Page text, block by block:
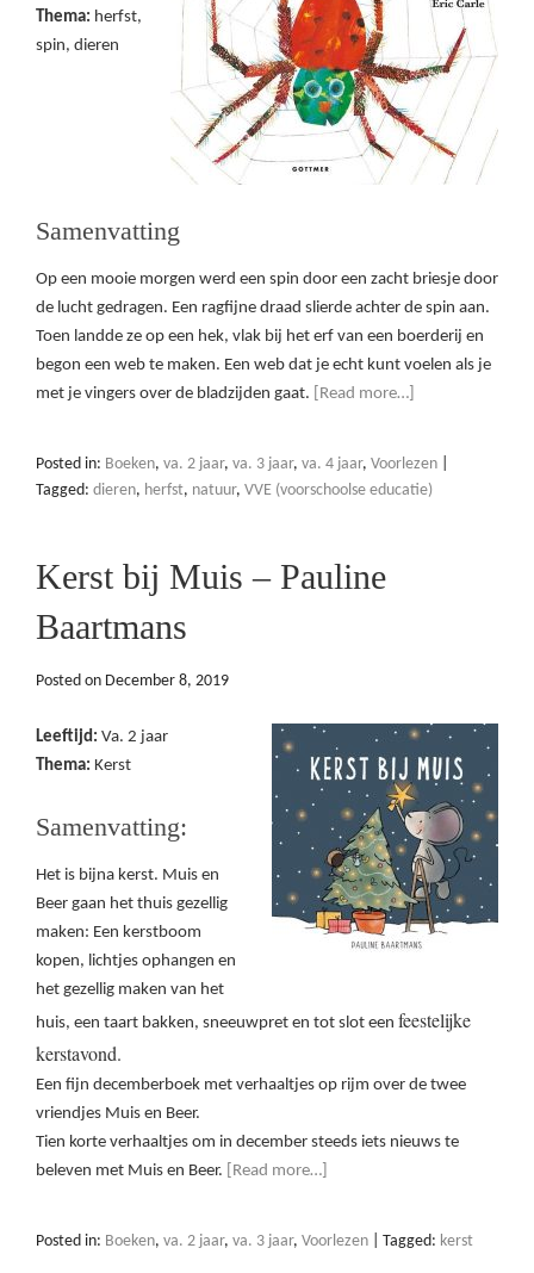
Thema: herfst,
spin, dieren
Samenvatting
Op een mooie morgen werd een spin door een zacht briesje door
de lucht gedragen. Een ragfijne draad slierde achter de spin aan.
Toen landde ze op een hek, vlak bij het erf van een boerderij en
begon een web te maken. Een web dat je echt kunt voelen als je
met je vingers over de bladzijden gaat.
[Read more…]
Posted in: Boeken, va. 2 jaar, va. 3 jaar, va. 4 jaar, Voorlezen
Tagged: dieren, herfst, natuur, VVE (voorschoolse educatie)
Kerst bij Muis – Pauline
Baartmans
Posted on December 8, 2019
Leeftijd: Va. 2 jaar
Thema: Kerst
Samenvatting:
Het is bijna kerst. Muis en
Beer gaan het thuis gezellig
maken: Een kerstboom
kopen, lichtjes ophangen en
het gezellig maken van het
huis, een taart bakken, sneeuwpret en tot slot een feestelijke
kerstavond.
Een fijn decemberboek met verhaaltjes op rijm over de twee
vriendjes Muis en Beer.
Tien korte verhaaltjes om in december steeds iets nieuws te
beleven met Muis en Beer.
[Read more…]
Posted in: Boeken, va. 2 jaar, va. 3 jaar, Voorlezen Tagged: kerst